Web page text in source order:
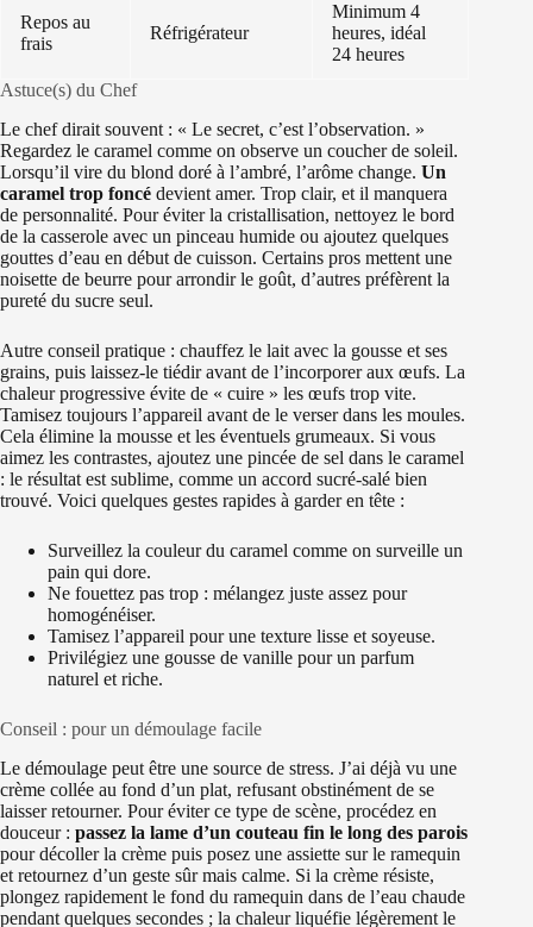
Repos au
frais
Réfrigérateur
Minimum 4
heures, idéal
24 heures
Astuce(s) du Chef
Le chef dirait souvent : « Le secret, c’est l’observation. »
Regardez le caramel comme on observe un coucher de soleil.
Lorsqu’il vire du blond doré à l’ambré, l’arôme change. Un
caramel trop foncé devient amer. Trop clair, et il manquera
de personnalité. Pour éviter la cristallisation, nettoyez le bord
de la casserole avec un pinceau humide ou ajoutez quelques
gouttes d’eau en début de cuisson. Certains pros mettent une
noisette de beurre pour arrondir le goût, d’autres préfèrent la
pureté du sucre seul.
Autre conseil pratique : chauffez le lait avec la gousse et ses
grains, puis laissez-le tiédir avant de l’incorporer aux œufs. La
chaleur progressive évite de « cuire » les œufs trop vite.
Tamisez toujours l’appareil avant de le verser dans les moules.
Cela élimine la mousse et les éventuels grumeaux. Si vous
aimez les contrastes, ajoutez une pincée de sel dans le caramel
: le résultat est sublime, comme un accord sucré-salé bien
trouvé. Voici quelques gestes rapides à garder en tête :
Surveillez la couleur du caramel comme on surveille un
pain qui dore.
Ne fouettez pas trop : mélangez juste assez pour
homogénéiser.
Tamisez l’appareil pour une texture lisse et soyeuse.
Privilégiez une gousse de vanille pour un parfum
naturel et riche.
Conseil : pour un démoulage facile
Le démoulage peut être une source de stress. J’ai déjà vu une
crème collée au fond d’un plat, refusant obstinément de se
laisser retourner. Pour éviter ce type de scène, procédez en
douceur : passez la lame d’un couteau fin le long des parois
pour décoller la crème puis posez une assiette sur le ramequin
et retournez d’un geste sûr mais calme. Si la crème résiste,
plongez rapidement le fond du ramequin dans de l’eau chaude
pendant quelques secondes ; la chaleur liquéfie légèrement le